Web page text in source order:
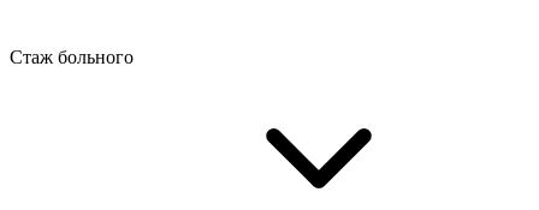
Стаж больного